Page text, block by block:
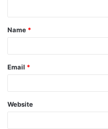
Name *
Email *
Website